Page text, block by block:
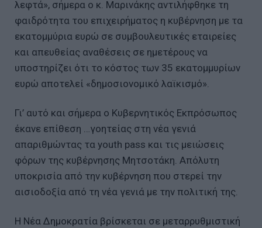
λεφτά», σήμερα ο κ. Μαρινάκης αντιλήφθηκε τη
φαιδρότητα του επιχειρήματος η κυβέρνηση με τα
εκατομμύρια ευρώ σε συμβουλευτικές εταιρείες
και απευθείας αναθέσεις σε ημετέρους να
υποστηρίζει ότι το κόστος των 35 εκατομμυρίων
ευρώ αποτελεί «δημοσιονομικό λαϊκισμό».
Γι’ αυτό και σήμερα ο Κυβερνητικός Εκπρόσωπος
έκανε επίθεση …γοητείας στη νέα γενιά
απαριθμώντας τα youth pass και τις μειώσεις
φόρων της κυβέρνησης Μητσοτάκη. Απόλυτη
υποκρισία από την κυβέρνηση που στερεί την
αισιοδοξία από τη νέα γενιά με την πολιτική της.
Η Νέα Δημοκρατία βρίσκεται σε μεταρρυθμιστική